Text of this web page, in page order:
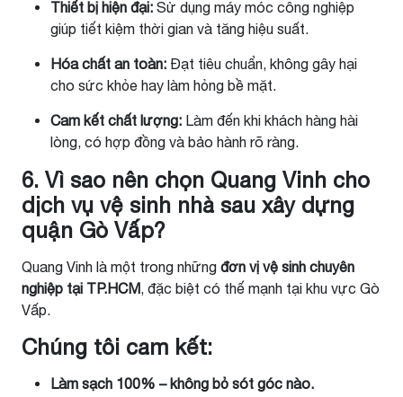
Thiết bị hiện đại: Sử dụng máy móc công nghiệp
giúp tiết kiệm thời gian và tăng hiệu suất.
Hóa chất an toàn: Đạt tiêu chuẩn, không gây hại
cho sức khỏe hay làm hỏng bề mặt.
Cam kết chất lượng: Làm đến khi khách hàng hài
lòng, có hợp đồng và bảo hành rõ ràng.
6. Vì sao nên chọn Quang Vinh cho
dịch vụ vệ sinh nhà sau xây dựng
quận Gò Vấp?
Quang Vinh là một trong những đơn vị vệ sinh chuyên
nghiệp tại TP.HCM, đặc biệt có thế mạnh tại khu vực Gò
Vấp.
Chúng tôi cam kết:
Làm sạch 100% – không bỏ sót góc nào.